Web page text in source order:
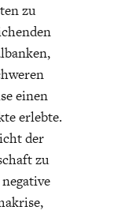
zu
einen
erlebte.
der
zu